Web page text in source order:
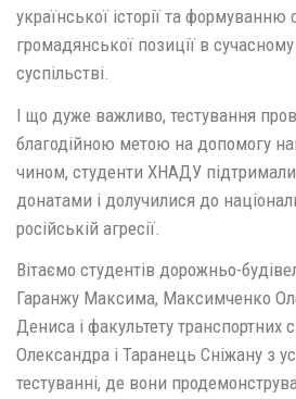
української історії та формуванню
громадянської позиції в
суспільстві.
І що дуже важливо, тестування
благодійною метою на допомогу
чином, студенти ХНАДУ
донатами і долучилися до
російській агресії.
Вітаємо студентів дорожньо-
Гаранжу Максима, Максимченко
Дениса і факультету транспортних
Олександра і Таранець Сніжану з
тестуванні, де вони